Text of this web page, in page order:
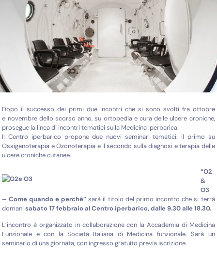
Dopo il successo dei primi due incontri che si sono svolti fra ottobre
e novembre dello scorso anno, su ortopedia e cura delle ulcere croniche,
prosegue la linea di incontri tematici sulla Medicina Iperbarica.
Il Centro iperbarico propone due nuovi seminari tematici: il primo su
Ossigenoterapia e Ozonoterapia e il secondo sulla diagnosi e terapia delle
ulcere croniche cutanee.
“O2
&
O3
– Come quando e perché” sarà il titolo del primo incontro che si terrà
domanisabato 17 febbraio al Centro iperbarico, dalle 9.30 alle 18.30.
L’incontro è organizzato in collaborazione con la Accademia di Medicina
Funzionale e con la Società Italiana di Medicina funzionale. Sarà un
seminario di una giornata, con ingresso gratuito previa iscrizione.